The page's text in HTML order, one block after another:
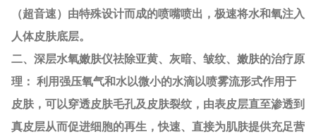
（超音速）由特殊设计而成的喷嘴喷出，极速将水和氧注入
人体皮肤底层。
二、深层水氧嫩肤仪祛除亚黄、灰暗、皱纹、嫩肤的治疗原
理： 利用强压氧气和水以微小的水滴以喷雾流形式作用于
皮肤，可以穿透皮肤毛孔及皮肤裂纹，由表皮层直至渗透到
真皮层从而促进细胞的再生，快速、直接为肌肤提供充足营